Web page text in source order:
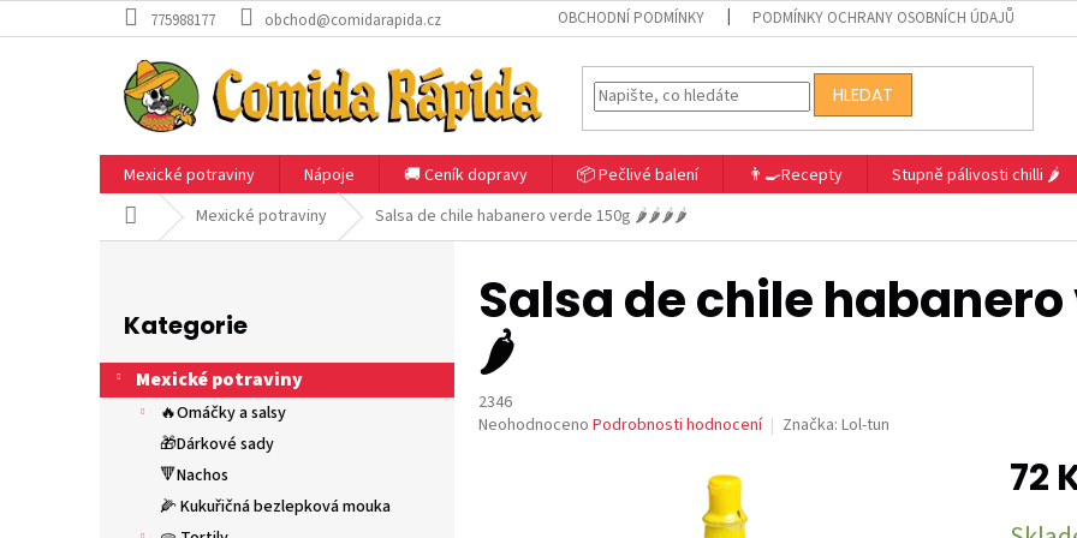
na
775988177 obchod@comidarapida.cz OBCHODNÍ PODMÍNKY PODMÍNKY OCHRANY OSOBNÍCH ÚDAJŮ
HLEDAT
Mexické potraviny Nápoje 🚚 Ceník dopravy 📦 Pečlivé balení 👨‍🍳Recepty Stupně pálivosti chilli 🌶️
Domů Mexické potraviny Salsa de chile habanero verde 150g 🌶️🌶️🌶️🌶️
r
kategorie
Kategorie
Mexické potraviny
🔥Omáčky a salsy
🎁Dárkové sady
🔻Nachos
🌽 Kukuřičná bezlepková mouka
Salsa de chile
🌶️
2346
Průměrné
Neohodnoceno Podrobnosti hodnocení Značka: Lol-tun
72